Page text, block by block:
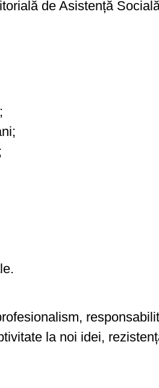
de Asistență
la noi idei,